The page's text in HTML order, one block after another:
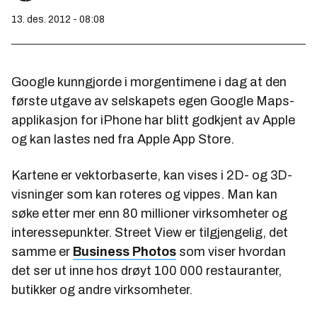
13. des. 2012 - 08:08
Google kunngjorde i morgentimene i dag at den
første utgave av selskapets egen Google Maps-
applikasjon for iPhone har blitt godkjent av Apple
og kan lastes ned fra Apple App Store.
Kartene er vektorbaserte, kan vises i 2D- og 3D-
visninger som kan roteres og vippes. Man kan
søke etter mer enn 80 millioner virksomheter og
interessepunkter. Street View er tilgjengelig, det
samme er Business Photos som viser hvordan
det ser ut inne hos drøyt 100 000 restauranter,
butikker og andre virksomheter.